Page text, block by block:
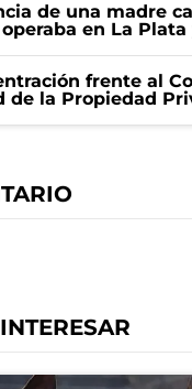
de una madre
en La
frente al
de la Propiedad